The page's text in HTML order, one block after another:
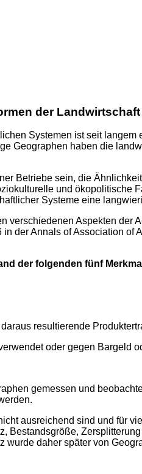
der Landwirtschaft
Systemen ist seit
Geographen haben die
Betriebe sein, die
und ökopolitische
Systeme eine
Aspekten der
der Annals of Association of
der folgenden fünf
resultierende
oder gegen Bargeld
gemessen und
ausreichend sind und für
Bestandsgröße,
daher später von